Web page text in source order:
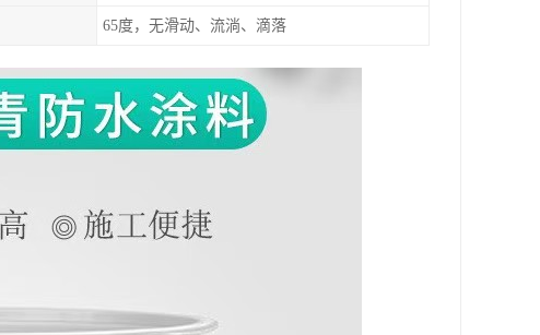
65度，无滑动、流淌、滴落